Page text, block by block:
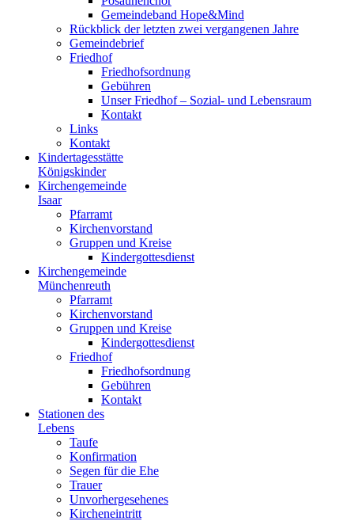
Gemeindeband Hope&Mind
Rückblick der letzten zwei vergangenen Jahre
Gemeindebrief
Friedhof
Friedhofsordnung
Gebühren
Unser Friedhof – Sozial- und Lebensraum
Kontakt
Links
Kontakt
Kindertagesstätte
Königskinder
Kirchengemeinde
Isaar
Pfarramt
Kirchenvorstand
Gruppen und Kreise
Kindergottesdienst
Kirchengemeinde
Münchenreuth
Pfarramt
Kirchenvorstand
Gruppen und Kreise
Kindergottesdienst
Friedhof
Friedhofsordnung
Gebühren
Kontakt
Stationen des
Lebens
Taufe
Konfirmation
Segen für die Ehe
Trauer
Unvorhergesehenes
Kircheneintritt